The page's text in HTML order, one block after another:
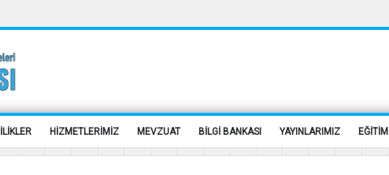
HİZMETLERİMİZ MEVZUAT BİLGİ BANKASI YAYINLARIMIZ EĞİTİM